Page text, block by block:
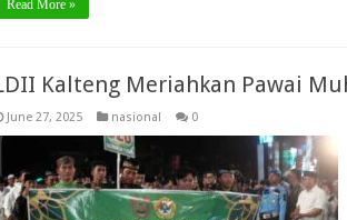
Read More »
Kalteng Meriahkan Pawai
June 27, 2025 nasional 0